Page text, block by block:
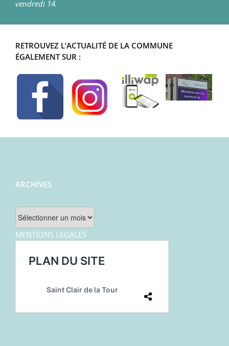
vendredi 14.
RETROUVEZ L’ACTUALITÉ DE LA COMMUNE
ÉGALEMENT SUR :
ARCHIVES
Archives
MENTIONS LEGALES